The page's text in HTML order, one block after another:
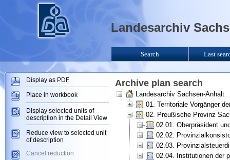
Archive plan search
Landesarchiv Sachsen-Anhalt
01. Territoriale Vorgänger
02. Preußische Provinz
02.01. Oberpräsident
02.02.
02.03.
02.04. Institutionen der
Landesarchiv
Search Last
Display as PDF
Place in workbook
Display selected units of
description in the Detail View
Reduce view to selected unit
of description
Cancel reduction